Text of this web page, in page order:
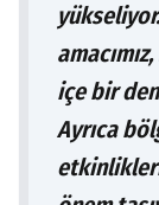
içe bir
Ayrıca